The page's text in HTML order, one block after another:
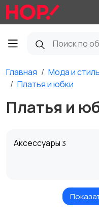
Главная Мода и стиль
Платья и юбки
Платья и
Аксессуары 3
Брюки и шорты 4